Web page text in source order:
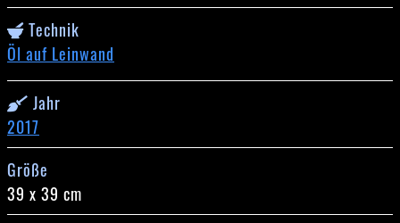
Technik
Öl auf Leinwand
Jahr
2017
Größe
39 x 39 cm